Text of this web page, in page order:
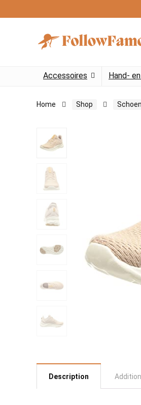
Accessoires Hand-
Home Shop
Description